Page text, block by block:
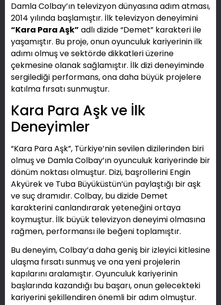
Damla Colbay’ın televizyon dünyasına adım atması,
2014 yılında başlamıştır. İlk televizyon deneyimini
“Kara Para Aşk” adlı dizide “Demet” karakteri ile
yaşamıştır. Bu proje, onun oyunculuk kariyerinin ilk
adımı olmuş ve sektörde dikkatleri üzerine
çekmesine olanak sağlamıştır. İlk dizi deneyiminde
sergilediği performans, ona daha büyük projelere
katılma fırsatı sunmuştur.
Kara Para Aşk ve İlk
Deneyimler
“Kara Para Aşk”, Türkiye’nin sevilen dizilerinden biri
olmuş ve Damla Colbay’ın oyunculuk kariyerinde bir
dönüm noktası olmuştur. Dizi, başrollerini Engin
Akyürek ve Tuba Büyüküstün’ün paylaştığı bir aşk
ve suç dramıdır. Colbay, bu dizide Demet
karakterini canlandırarak yeteneğini ortaya
koymuştur. İlk büyük televizyon deneyimi olmasına
rağmen, performansı ile beğeni toplamıştır.
Bu deneyim, Colbay’a daha geniş bir izleyici kitlesine
ulaşma fırsatı sunmuş ve ona yeni projelerin
kapılarını aralamıştır. Oyunculuk kariyerinin
başlarında kazandığı bu başarı, onun gelecekteki
kariyerini şekillendiren önemli bir adım olmuştur.